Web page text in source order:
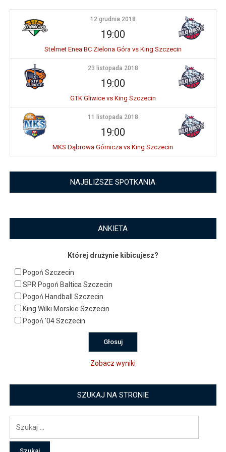
12 grudnia 2018
19:00
Stelmet Enea BC Zielona Góra vs King Szczecin
23 listopada 2018
19:00
GTK Gliwice vs King Szczecin
11 listopada 2018
19:00
MKS Dąbrowa Górnicza vs King Szczecin
NAJBLIŻSZE SPOTKANIA
ANKIETA
Której drużynie kibicujesz?
Pogoń Szczecin
SPR Pogoń Baltica Szczecin
Pogoń Handball Szczecin
King Wilki Morskie Szczecin
Pogoń '04 Szczecin
Zobacz wyniki
SZUKAJ NA STRONIE